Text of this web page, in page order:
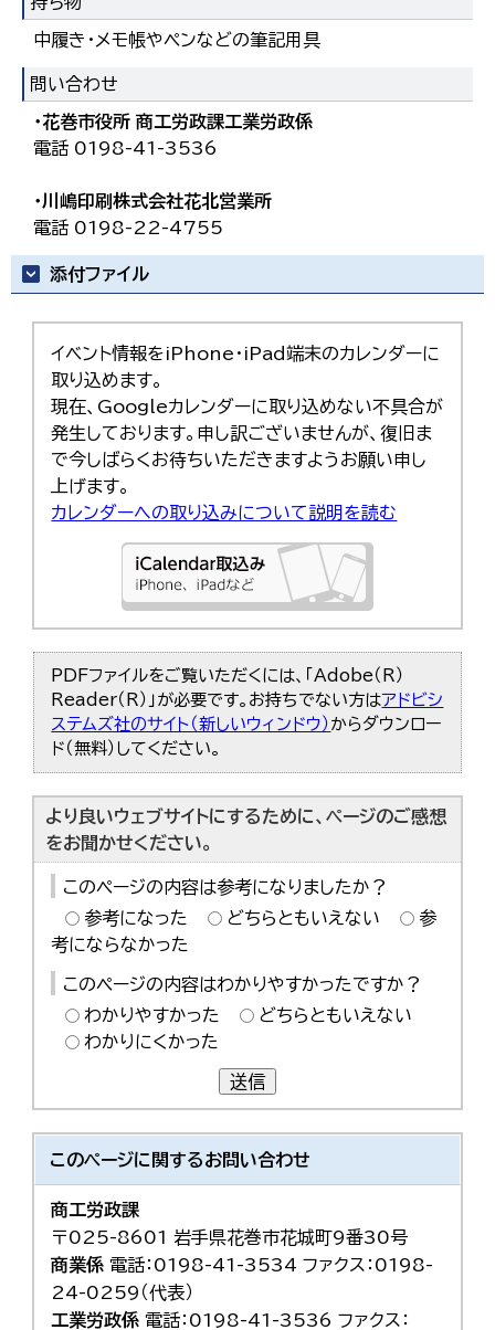
中履き・メモ帳やペンなどの筆記用具
問い合わせ
・花巻市役所 商工労政課工業労政係
電話 0198-41-3536
・川嶋印刷株式会社花北営業所
電話 0198-22-4755
添付ファイル
イベント情報をiPhone・iPad端末のカレンダーに
取り込めます。
現在、Googleカレンダーに取り込めない不具合が
発生しております。申し訳ございませんが、復旧ま
で今しばらくお待ちいただきますようお願い申し
上げます。
カレンダーへの取り込みについて説明を読む
PDFファイルをご覧いただくには、「Adobe（R）
Reader（R）」が必要です。お持ちでない方はアドビシ
ステムズ社のサイト（新しいウィンドウ） からダウンロー
ド（無料）してください。
より良いウェブサイトにするために、ページのご感想
をお聞かせください。
このページの内容は参考になりましたか？
参考になった
どちらともいえない
参
考にならなかった
このページの内容はわかりやすかったですか？
わかりやすかった
どちらともいえない
わかりにくかった
送信
このページに関するお問い合わせ
商工労政課
〒025-8601 岩手県花巻市花城町9番30号
商業係 電話：0198-41-3534 ファクス：0198-
24-0259（代表）
工業労政係 電話：0198-41-3536 ファクス：